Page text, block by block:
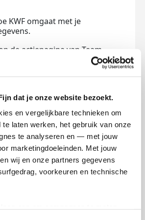
dat je onze website bezoekt.
en vergelijkbare technieken om
te laten werken, het gebruik van onze
te analyseren en — met jouw
marketingdoeleinden. Met jouw
wij en onze partners gegevens
voorkeuren en technische
KWF omgaat met je
de actiepagina van Team
pagina verschijnt
Volgende
Volgende